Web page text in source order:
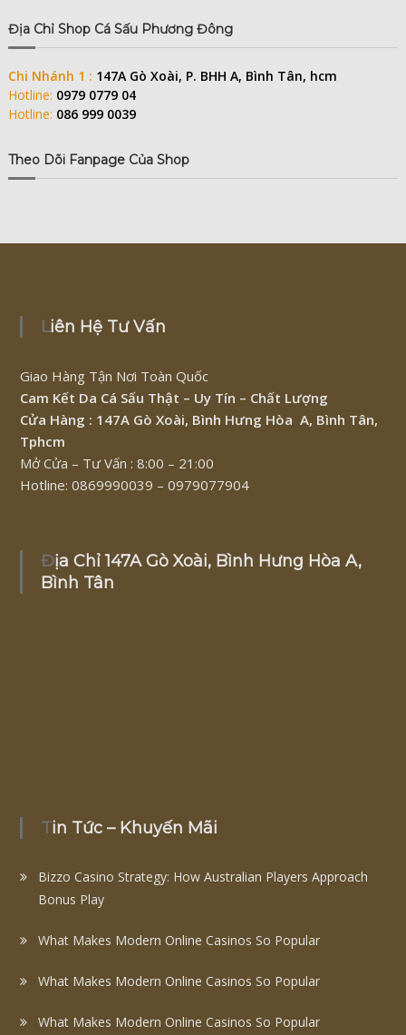
Địa Chỉ Shop Cá Sấu Phương Đông
Chi Nhánh 1 : 147A Gò Xoài, P. BHH A, Bình Tân, hcm
Hotline: 0979 0779 04
Hotline: 086 999 0039
Theo Dõi Fanpage Của Shop
Liên Hệ Tư Vấn
Giao Hàng Tận Nơi Toàn Quốc
Cam Kết Da Cá Sấu Thật – Uy Tín – Chất Lượng
Cửa Hàng : 147A Gò Xoài, Bình Hưng Hòa A, Bình Tân,
Tphcm
Mở Cửa – Tư Vấn : 8:00 – 21:00
Hotline: 0869990039 – 0979077904
Địa Chỉ 147A Gò Xoài, Bình Hưng Hòa A,
Bình Tân
Tin Tức – Khuyến Mãi
Bizzo Casino Strategy: How Australian Players Approach
Bonus Play
What Makes Modern Online Casinos So Popular
What Makes Modern Online Casinos So Popular
What Makes Modern Online Casinos So Popular